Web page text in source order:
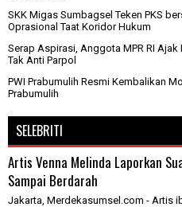
SKK Migas Sumbagsel Teken PKS
Oprasional Taat Koridor Hukum
Serap Aspirasi, Anggota MPR RI
Tak Anti Parpol
PWI Prabumulih Resmi Kembalikan
Prabumulih
SELEBRITI
Artis Venna Melinda Laporkan
Sampai Berdarah
Jakarta, Merdekasumsel.com - Artis